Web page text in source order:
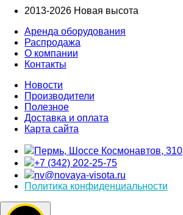
2013-2026 Новая высота
Аренда оборудования
Распродажа
О компании
Контакты
Новости
Производители
Полезное
Доставка и оплата
Карта сайта
Пермь, Шоссе Космонавтов, 310
+7 (342) 202-25-75
nv@novaya-visota.ru
Политика конфиденциальности